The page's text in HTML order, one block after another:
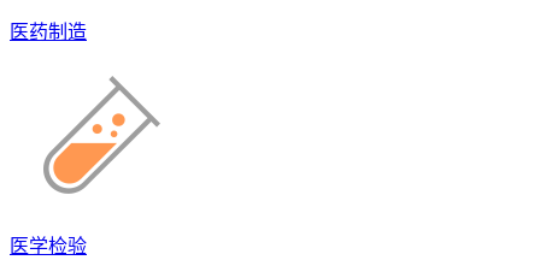
医药制造
医学检验